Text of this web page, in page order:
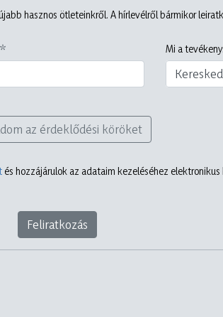
hasznos ötleteinkről. A hírlevélről bármikor
Mi a
az érdeklődési köröket
és hozzájárulok az adataim kezeléséhez
Feliratkozás